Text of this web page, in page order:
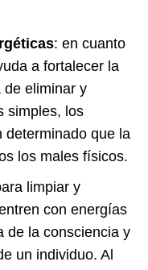
: en cuanto
a fortalecer la
de eliminar y
simples, los
determinado que la
los males físicos.
limpiar y
con energías
de la consciencia y
un individuo. Al